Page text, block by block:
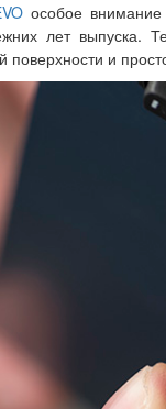
особое внимание
лет выпуска.
поверхности и